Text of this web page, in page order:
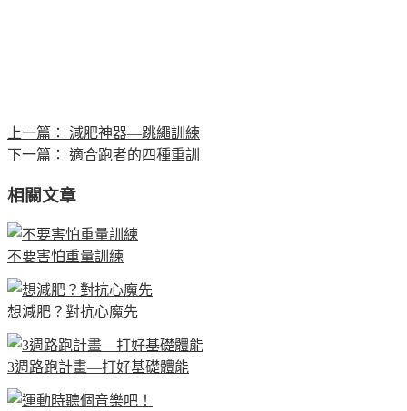
上一篇：
減肥神器—跳繩訓練
下一篇：
適合跑者的四種重訓
相關文章
不要害怕重量訓練
想減肥？對抗心魔先
3週路跑計畫—打好基礎體能